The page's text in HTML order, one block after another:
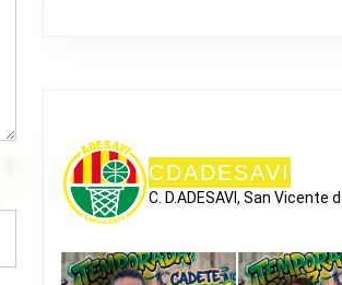
CDADESAVI
C. D.ADESAVI, San Vicente